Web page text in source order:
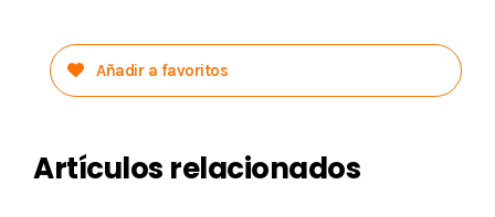
Añadir a favoritos
Artículos relacionados